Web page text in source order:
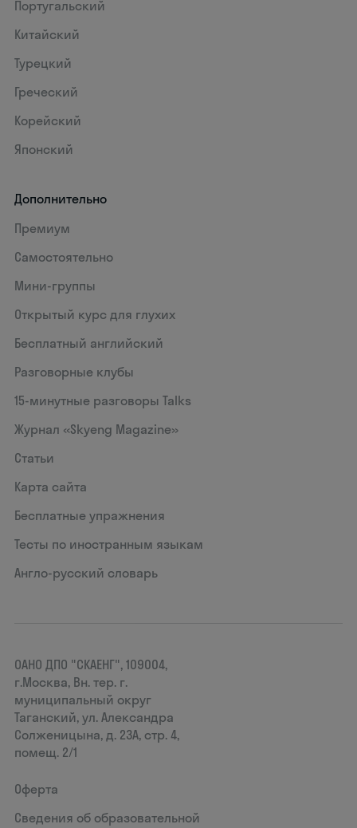
Португальский
Китайский
Турецкий
Греческий
Корейский
Японский
Дополнительно
Премиум
Самостоятельно
Мини-группы
Открытый курс для глухих
Бесплатный английский
Разговорные клубы
15‑минутные разговоры Talks
Журнал «Skyeng Magazine»
Статьи
Карта сайта
Бесплатные упражнения
Тесты по иностранным языкам
Англо-русский словарь
ОАНО ДПО "СКАЕНГ", 109004,
г.Москва, Вн. тер. г.
муниципальный округ
Таганский, ул. Александра
Солженицына, д. 23А, стр. 4,
помещ. 2/1
Оферта
Сведения об образовательной